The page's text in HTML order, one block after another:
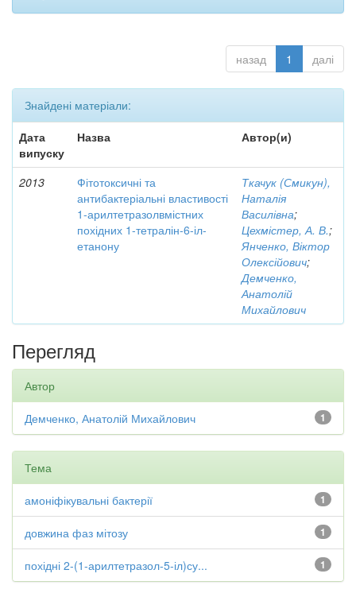
назад 1 далі
Знайдені матеріали:
Дата
випуску
Назва Автор(и)
2013
Фітотоксичні та
антибактеріальні властивості
1-арилтетразолвмістних
похідних 1-тетралін-6-іл-
етанону
Ткачук (Смикун),
Наталія
Василівна;
Цехмістер, А. В.;
Янченко, Віктор
Олексійович;
Демченко,
Анатолій
Михайлович
Перегляд
Автор
1
Демченко, Анатолій Михайлович
Тема
1
амоніфікувальні бактерії
1
довжина фаз мітозу
1
похідні 2-(1-арилтетразол-5-іл)су...